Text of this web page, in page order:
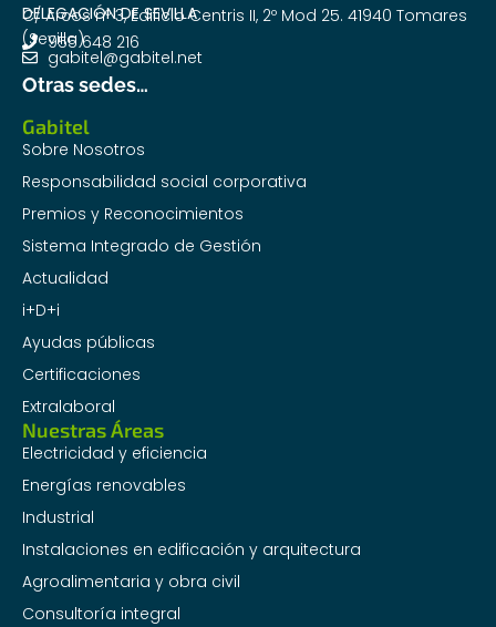
Gabitel
Sobre Nosotros
Responsabilidad social corporativa
Premios y Reconocimientos
Sistema Integrado de Gestión
Actualidad
i+D+i
Ayudas públicas
Certificaciones
Extralaboral
Nuestras Áreas
Electricidad y eficiencia
Energías renovables
Industrial
Instalaciones en edificación y arquitectura
Agroalimentaria y obra civil
Consultoría integral
DELEGACIÓN DE SEVILLA
C/ Arcos nº 3, Edificio Centris II, 2º Mod 25. 41940 Tomares
(Sevilla)
955 648 216
gabitel@gabitel.net
Otras sedes…